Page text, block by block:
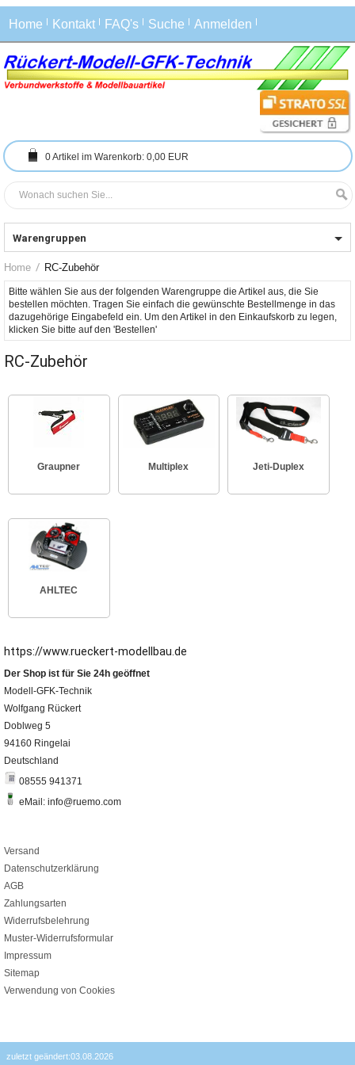
Home Kontakt FAQ's Suche Anmelden
0Artikel im Warenkorb: 0,00 EUR
Warengruppen
Home RC-Zubehör
Bitte wählen Sie aus der folgenden Warengruppe die Artikel aus, die Sie
bestellen möchten. Tragen Sie einfach die gewünschte Bestellmenge in das
dazugehörige Eingabefeld ein. Um den Artikel in den Einkaufskorb zu legen,
RC-Zubehör
Graupner Multiplex Jeti-Duplex
AHLTEC
https://www.rueckert-modellbau.de
Der Shop ist für Sie 24h geöffnet
Modell-GFK-Technik
Wolfgang Rückert
Doblweg 5
94160 Ringelai
Deutschland
08555 941371
eMail: info@ruemo.com
Versand
Datenschutzerklärung
AGB
Zahlungsarten
Widerrufsbelehrung
Muster-Widerrufsformular
Impressum
Sitemap
Verwendung von Cookies
zuletzt geändert:03.08.2026